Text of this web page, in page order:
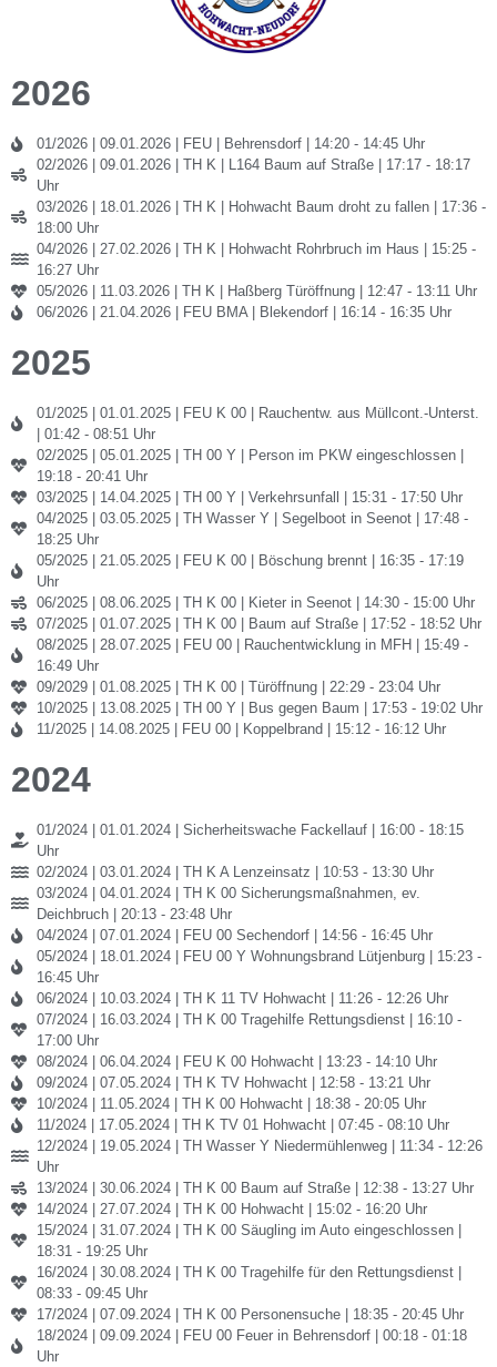
2026
01/2026 | 09.01.2026 | FEU | Behrensdorf | 14:20 - 14:45 Uhr
02/2026 | 09.01.2026 | TH K | L164 Baum auf Straße | 17:17 - 18:17
Uhr
03/2026 | 18.01.2026 | TH K | Hohwacht Baum droht zu fallen | 17:36 -
18:00 Uhr
04/2026 | 27.02.2026 | TH K | Hohwacht Rohrbruch im Haus | 15:25 -
16:27 Uhr
05/2026 | 11.03.2026 | TH K | Haßberg Türöffnung | 12:47 - 13:11 Uhr
06/2026 | 21.04.2026 | FEU BMA | Blekendorf | 16:14 - 16:35 Uhr
2025
01/2025 | 01.01.2025 | FEU K 00 | Rauchentw. aus Müllcont.-Unterst.
| 01:42 - 08:51 Uhr
02/2025 | 05.01.2025 | TH 00 Y | Person im PKW eingeschlossen |
19:18 - 20:41 Uhr
03/2025 | 14.04.2025 | TH 00 Y | Verkehrsunfall | 15:31 - 17:50 Uhr
04/2025 | 03.05.2025 | TH Wasser Y | Segelboot in Seenot | 17:48 -
18:25 Uhr
05/2025 | 21.05.2025 | FEU K 00 | Böschung brennt | 16:35 - 17:19
Uhr
06/2025 | 08.06.2025 | TH K 00 | Kieter in Seenot | 14:30 - 15:00 Uhr
07/2025 | 01.07.2025 | TH K 00 | Baum auf Straße | 17:52 - 18:52 Uhr
08/2025 | 28.07.2025 | FEU 00 | Rauchentwicklung in MFH | 15:49 -
16:49 Uhr
09/2029 | 01.08.2025 | TH K 00 | Türöffnung | 22:29 - 23:04 Uhr
10/2025 | 13.08.2025 | TH 00 Y | Bus gegen Baum | 17:53 - 19:02 Uhr
11/2025 | 14.08.2025 | FEU 00 | Koppelbrand | 15:12 - 16:12 Uhr
2024
01/2024 | 01.01.2024 | Sicherheitswache Fackellauf | 16:00 - 18:15
Uhr
02/2024 | 03.01.2024 | TH K A Lenzeinsatz | 10:53 - 13:30 Uhr
03/2024 | 04.01.2024 | TH K 00 Sicherungsmaßnahmen, ev.
Deichbruch | 20:13 - 23:48 Uhr
04/2024 | 07.01.2024 | FEU 00 Sechendorf | 14:56 - 16:45 Uhr
05/2024 | 18.01.2024 | FEU 00 Y Wohnungsbrand Lütjenburg | 15:23 -
16:45 Uhr
06/2024 | 10.03.2024 | TH K 11 TV Hohwacht | 11:26 - 12:26 Uhr
07/2024 | 16.03.2024 | TH K 00 Tragehilfe Rettungsdienst | 16:10 -
17:00 Uhr
08/2024 | 06.04.2024 | FEU K 00 Hohwacht | 13:23 - 14:10 Uhr
09/2024 | 07.05.2024 | TH K TV Hohwacht | 12:58 - 13:21 Uhr
10/2024 | 11.05.2024 | TH K 00 Hohwacht | 18:38 - 20:05 Uhr
11/2024 | 17.05.2024 | TH K TV 01 Hohwacht | 07:45 - 08:10 Uhr
12/2024 | 19.05.2024 | TH Wasser Y Niedermühlenweg | 11:34 - 12:26
Uhr
13/2024 | 30.06.2024 | TH K 00 Baum auf Straße | 12:38 - 13:27 Uhr
14/2024 | 27.07.2024 | TH K 00 Hohwacht | 15:02 - 16:20 Uhr
15/2024 | 31.07.2024 | TH K 00 Säugling im Auto eingeschlossen |
18:31 - 19:25 Uhr
16/2024 | 30.08.2024 | TH K 00 Tragehilfe für den Rettungsdienst |
08:33 - 09:45 Uhr
17/2024 | 07.09.2024 | TH K 00 Personensuche | 18:35 - 20:45 Uhr
18/2024 | 09.09.2024 | FEU 00 Feuer in Behrensdorf | 00:18 - 01:18
Uhr